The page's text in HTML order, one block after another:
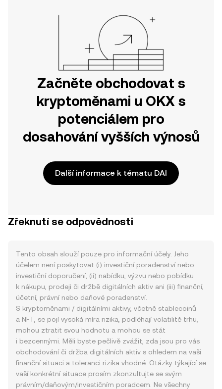
Začněte obchodovat s
kryptoměnami u OKX s
potenciálem pro
dosahování vyšších výnosů
Další informace k tématu DAI
Zřeknutí se odpovědnosti
Tento obsah slouží pouze pro informační účely. Jeho
účelem není poskytovat (i) investiční poradenství nebo
investiční doporučení, (ii) nabídku, výzvu nebo pobídku
k nákupu, prodeji či držbě digitálních aktiv ani (iii) finanční,
účetní, právní nebo daňové poradenství.
S kryptoměnami / digitálními aktivy, včetně stablecoinů
a NFT, se pojí vysoká míra rizika, podléhají volatilitě trhu,
mohou ztratit svou hodnotu a mohou se stát
i bezcennými. Měli byste pečlivě zvážit, zda jsou pro vás
obchodování či držba digitálních aktiv s ohledem na vaši
finanční situaci a toleranci rizika vhodné. Otázky týkající se
vaší konkrétní situace prosím zkonzultujte se svým
právním/daňovým/investičním poradcem. Ne všechny